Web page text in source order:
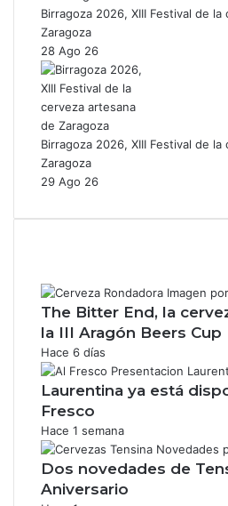
Birragoza 2026, XIII Festival de
Zaragoza
28 Ago 26
Birragoza 2026, XIII Festival de
Zaragoza
29 Ago 26
The Bitter End, la
la III Aragón Beers Cup
Hace 6 días
Laurentina ya está
Fresco
Hace 1 semana
Dos novedades de
Aniversario